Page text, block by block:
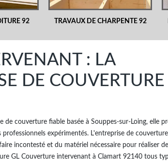
92 TRAVAUX DE CHARPENTE 92
: LA
DE COUVERTURE
couverture fiable basée à Souppes-sur-Loing, elle
expérimentés. L'entreprise de
incontesté et du matériel nécessaire pour réaliser
GL Couverture intervenant à Clamart 92140 tous